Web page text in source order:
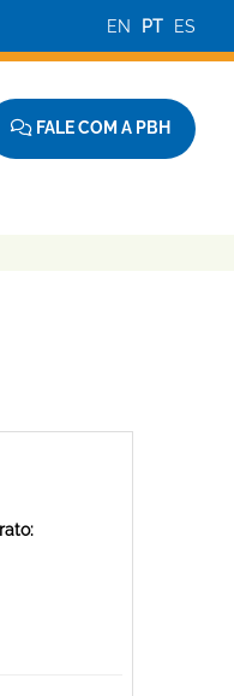
EN PT ES
FALE COM A PBH